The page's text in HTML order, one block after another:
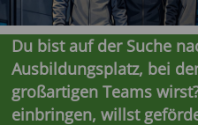
Du bist auf der Suche
Ausbildungsplatz, bei
großartigen Teams
einbringen, willst